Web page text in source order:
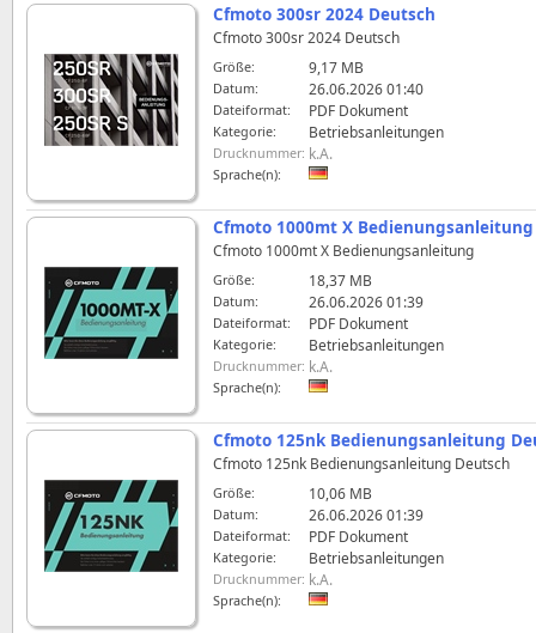
Cfmoto 300sr 2024 Deutsch
Cfmoto 300sr 2024 Deutsch
Größe: 9,17 MB
Datum: 26.06.2026 01:40
Dateiformat: PDF Dokument
Kategorie: Betriebsanleitungen
Drucknummer: k.A.
Sprache(n):
Cfmoto 1000mt X Bedienungsanleitung
Cfmoto 1000mt X Bedienungsanleitung
Größe: 18,37 MB
Datum: 26.06.2026 01:39
Dateiformat: PDF Dokument
Kategorie: Betriebsanleitungen
Drucknummer: k.A.
Sprache(n):
Cfmoto 125nk Bedienungsanleitung
Cfmoto 125nk Bedienungsanleitung Deutsch
Größe: 10,06 MB
Datum: 26.06.2026 01:39
Dateiformat: PDF Dokument
Kategorie: Betriebsanleitungen
Drucknummer: k.A.
Sprache(n):